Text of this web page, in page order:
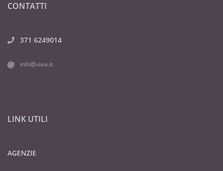
CONTATTI
371 6249014
info@vivix.it
LINK UTILI
AGENZIE